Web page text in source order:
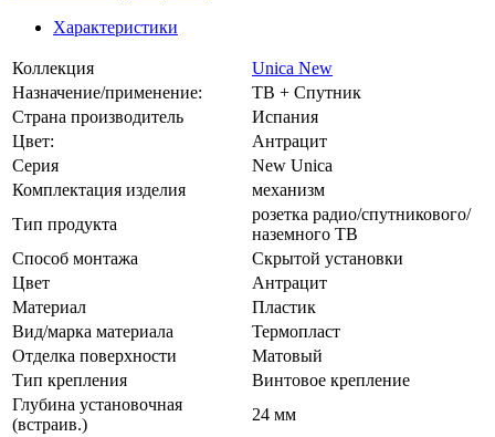
Характеристики
Коллекция
Unica New
Назначение/применение:
ТВ + Спутник
Страна производитель
Испания
Цвет:
Антрацит
Серия
New Unica
Комплектация изделия
механизм
Тип продукта
розетка радио/спутникового/
наземного ТВ
Способ монтажа
Скрытой установки
Цвет
Антрацит
Материал
Пластик
Вид/марка материала
Термопласт
Отделка поверхности
Матовый
Тип крепления
Винтовое крепление
Глубина установочная
(встраив.)
24 мм